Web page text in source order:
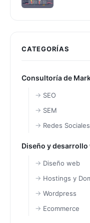
CATEGORÍAS
Consultoría de
SEO
SEM
Redes Sociales
Diseño y desarrollo
Diseño web
Hostings y
Wordpress
Ecommerce